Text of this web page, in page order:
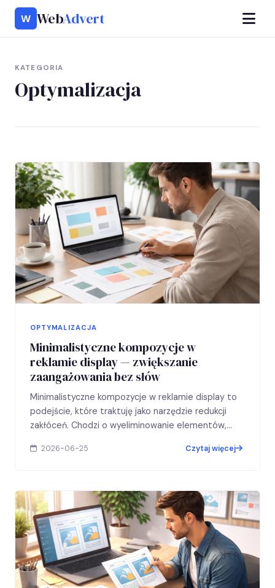
W WebAdvert
KATEGORIA
Optymalizacja
OPTYMALIZACJA
Minimalistyczne kompozycje w
reklamie display — zwiększanie
zaangażowania bez słów
Minimalistyczne kompozycje w reklamie display to
podejście, które traktuję jako narzędzie redukcji
zakłóceń. Chodzi o wyeliminowanie elementów,
przekazu…
2026-06-25 Czytaj więcej